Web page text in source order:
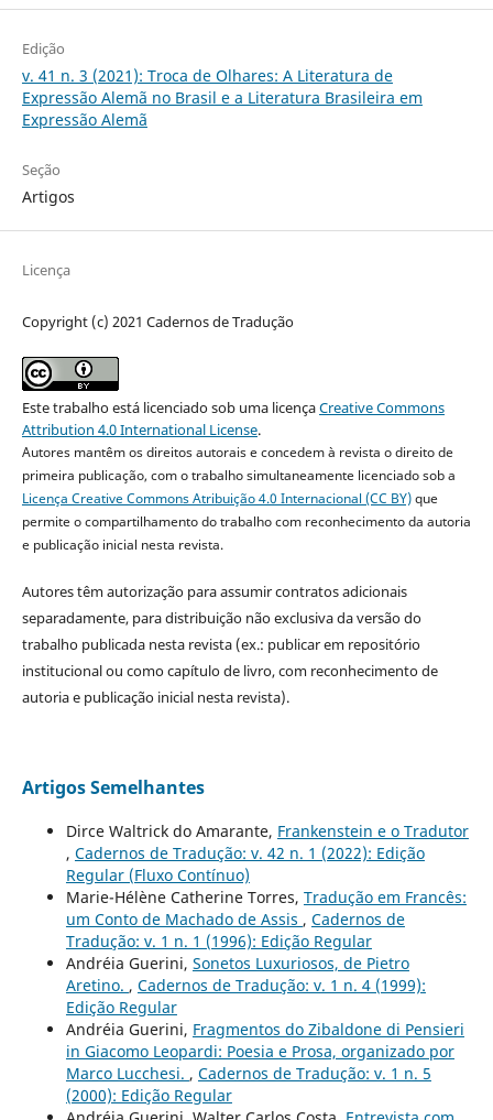
Edição
v. 41 n. 3 (2021): Troca de Olhares: A Literatura de
Expressão Alemã no Brasil e a Literatura Brasileira em
Expressão Alemã
Seção
Artigos
Licença
Copyright (c) 2021 Cadernos de Tradução
Este trabalho está licenciado sob uma licençaCreative Commons
Attribution 4.0 International License.
Autores mantêm os direitos autorais e concedem à revista o direito de
primeira publicação, com o trabalho simultaneamente licenciado sob a
Licença Creative Commons Atribuição 4.0 Internacional (CC BY)que
permite o compartilhamento do trabalho com reconhecimento da autoria
e publicação inicial nesta revista.
Autores têm autorização para assumir contratos adicionais
separadamente, para distribuição não exclusiva da versão do
trabalho publicada nesta revista (ex.: publicar em repositório
institucional ou como capítulo de livro, com reconhecimento de
autoria e publicação inicial nesta revista).
Artigos Semelhantes
Dirce Waltrick do Amarante, Frankenstein e o Tradutor
, Cadernos de Tradução: v. 42 n. 1 (2022): Edição
Regular (Fluxo Contínuo)
Marie-Hélène Catherine Torres, Tradução em Francês:
um Conto de Machado de Assis , Cadernos de
Tradução: v. 1 n. 1 (1996): Edição Regular
Andréia Guerini, Sonetos Luxuriosos, de Pietro
Aretino. , Cadernos de Tradução: v. 1 n. 4 (1999):
Edição Regular
Andréia Guerini, Fragmentos do Zibaldone di Pensieri
in Giacomo Leopardi: Poesia e Prosa, organizado por
Marco Lucchesi. , Cadernos de Tradução: v. 1 n. 5
(2000): Edição Regular